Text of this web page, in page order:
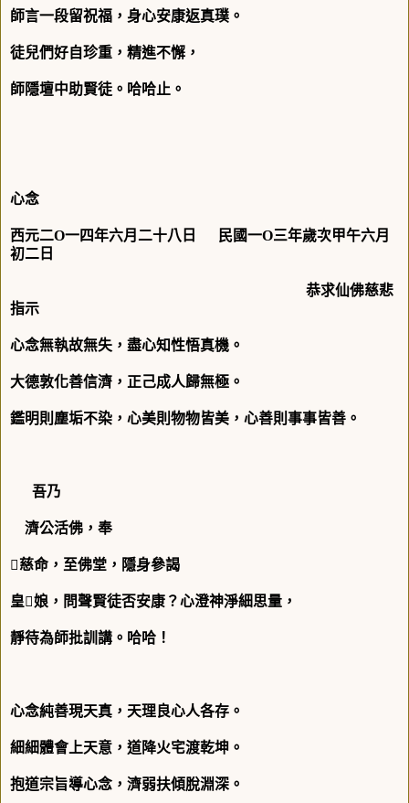
師言一段留祝福，身心安康返真璞。
徒兒們好自珍重，精進不懈，
師隱壇中助賢徒。哈哈止。
心念
西元二O一四年六月二十八日 民國一O三年歲次甲午六月
初二 日
恭求仙佛慈悲
指示
心念無執故無失，盡心知性悟真機。
大德敦化善信濟，正己成人歸無極。
鑑明則塵垢不染，心美則物物皆美，心善則事事皆善。
吾乃
濟公活佛，奉
慈命，至佛堂，隱身參謁
皇娘，問聲賢徒否安康？心澄神淨細思量，
靜待為師批訓講。哈哈！
心念純善現天真，天理良心人各存。
細細體會上天意，道降火宅渡乾坤。
抱道宗旨導心念，濟弱扶傾脫淵深。